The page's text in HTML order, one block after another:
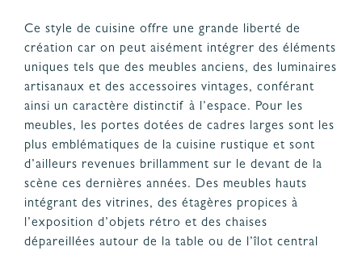
Ce style de cuisine offre une grande liberté de
création car on peut aisément intégrer des éléments
uniques tels que des meubles anciens, des luminaires
artisanaux et des accessoires vintages, conférant
ainsi un caractère distinctif à l’espace. Pour les
meubles, les portes dotées de cadres larges sont les
plus emblématiques de la cuisine rustique et sont
d’ailleurs revenues brillamment sur le devant de la
scène ces dernières années. Des meubles hauts
intégrant des vitrines, des étagères propices à
l’exposition d’objets rétro et des chaises
dépareillées autour de la table ou de l’îlot central